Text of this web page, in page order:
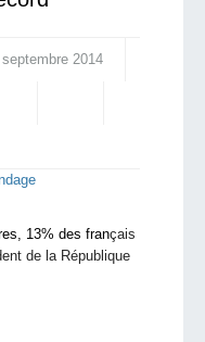
2014
13% des français
de la République